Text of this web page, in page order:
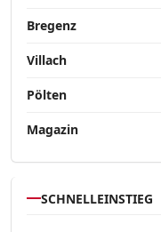
Bregenz
Villach
Pölten
Magazin
SCHNELLEINSTIEG